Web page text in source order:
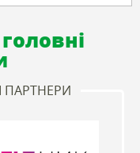
ПАРТНЕРИ